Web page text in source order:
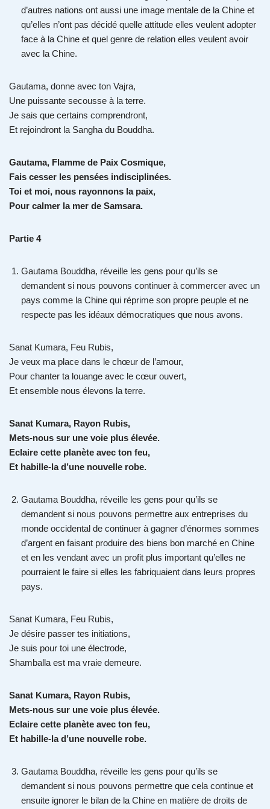
d’autres nations ont aussi une image mentale de la Chine et
qu’elles n’ont pas décidé quelle attitude elles veulent adopter
face à la Chine et quel genre de relation elles veulent avoir
avec la Chine.
Gautama, donne avec ton Vajra,
Une puissante secousse à la terre.
Je sais que certains comprendront,
Et rejoindront la Sangha du Bouddha.
Gautama, Flamme de Paix Cosmique,
Fais cesser les pensées indisciplinées.
Toi et moi, nous rayonnons la paix,
Pour calmer la mer de Samsara.
Partie 4
Gautama Bouddha, réveille les gens pour qu’ils se
demandent si nous pouvons continuer à commercer avec un
pays comme la Chine qui réprime son propre peuple et ne
respecte pas les idéaux démocratiques que nous avons.
Sanat Kumara, Feu Rubis,
Je veux ma place dans le chœur de l’amour,
Pour chanter ta louange avec le cœur ouvert,
Et ensemble nous élevons la terre.
Sanat Kumara, Rayon Rubis,
Mets-nous sur une voie plus élevée.
Eclaire cette planète avec ton feu,
Et habille-la d’une nouvelle robe.
Gautama Bouddha, réveille les gens pour qu’ils se
demandent si nous pouvons permettre aux entreprises du
monde occidental de continuer à gagner d’énormes sommes
d’argent en faisant produire des biens bon marché en Chine
et en les vendant avec un profit plus important qu’elles ne
pourraient le faire si elles les fabriquaient dans leurs propres
pays.
Sanat Kumara, Feu Rubis,
Je désire passer tes initiations,
Je suis pour toi une électrode,
Shamballa est ma vraie demeure.
Sanat Kumara, Rayon Rubis,
Mets-nous sur une voie plus élevée.
Eclaire cette planète avec ton feu,
Et habille-la d’une nouvelle robe.
Gautama Bouddha, réveille les gens pour qu’ils se
demandent si nous pouvons permettre que cela continue et
ensuite ignorer le bilan de la Chine en matière de droits de